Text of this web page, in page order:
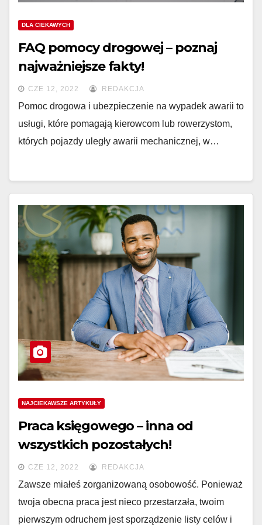
DLA CIEKAWYCH
FAQ pomocy drogowej – poznaj
najważniejsze fakty!
CZE 12, 2022 REDAKCJA
Pomoc drogowa i ubezpieczenie na wypadek awarii to
usługi, które pomagają kierowcom lub rowerzystom,
których pojazdy uległy awarii mechanicznej, w…
NAJCIEKAWSZE ARTYKUŁY
Praca księgowego – inna od
wszystkich pozostałych!
CZE 12, 2022 REDAKCJA
Zawsze miałeś zorganizowaną osobowość. Ponieważ
twoja obecna praca jest nieco przestarzała, twoim
pierwszym odruchem jest sporządzenie listy celów i